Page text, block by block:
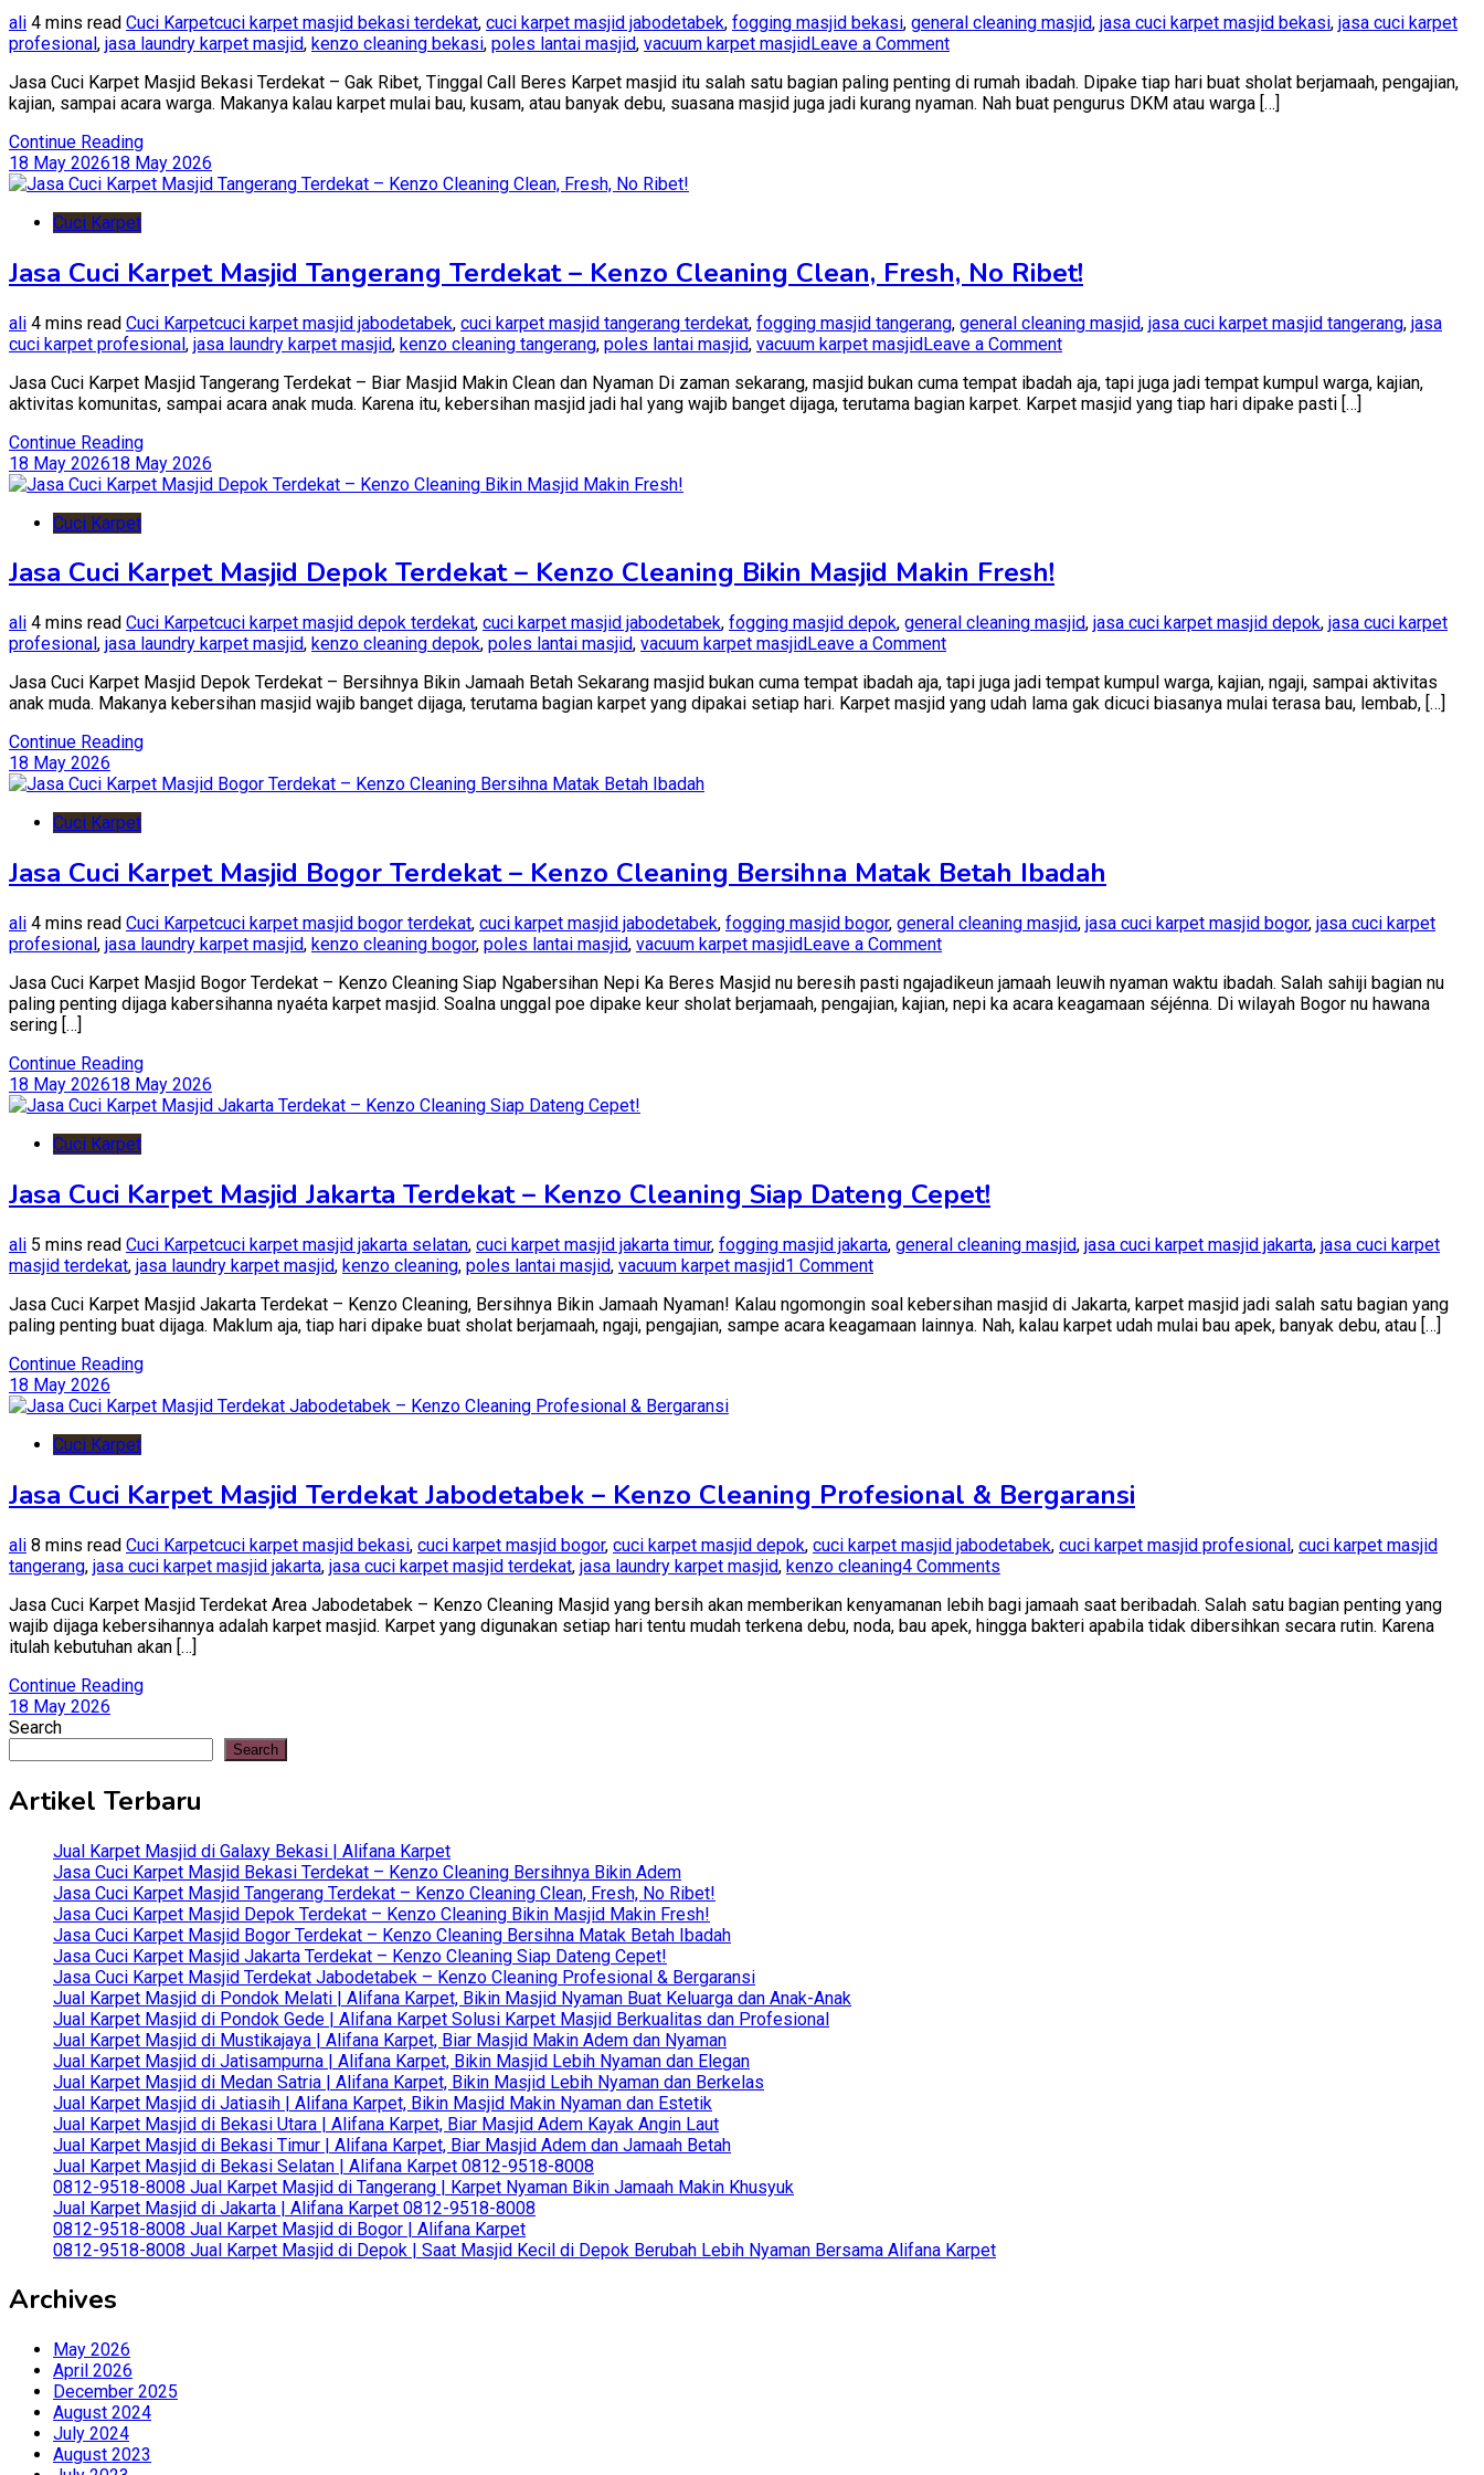
ali 4 mins read Cuci Karpetcuci karpet masjid bekasi terdekat, cuci karpet masjid jabodetabek, fogging masjid bekasi, general cleaning masjid, jasa cuci karpet masjid bekasi, jasa cuci karpet
profesional, jasa laundry karpet masjid, kenzo cleaning bekasi, poles lantai masjid, vacuum karpet masjidLeave a Commenton
Cuci
Karpet
Bikin
Jasa Cuci Karpet Masjid Bekasi Terdekat – Gak Ribet, Tinggal Call Beres Karpet masjid itu salah satu bagian paling penting di rumah ibadah. Dipake tiap hari buat sholat berjamaah, pengajian,
kajian, sampai acara warga. Makanya kalau karpet mulai bau, kusam, atau banyak debu, suasana masjid juga jadi kurang nyaman. Nah buat pengurus DKM atau warga […]
Continue Reading
18 May 202618 May 2026
Cuci Karpet
Jasa Cuci Karpet Masjid Tangerang Terdekat – Kenzo Cleaning Clean, Fresh, No Ribet!
ali 4 mins read Cuci Karpetcuci karpet masjid jabodetabek, cuci karpet masjid tangerang terdekat, fogging masjid tangerang, general cleaning masjid, jasa cuci karpet masjid tangerang, jasa
cuci karpet profesional, jasa laundry karpet masjid, kenzo cleaning tangerang, poles lantai masjid, vacuum karpet masjidLeave a Commenton
Cuci
Karpet
Ribet!
Jasa Cuci Karpet Masjid Tangerang Terdekat – Biar Masjid Makin Clean dan Nyaman Di zaman sekarang, masjid bukan cuma tempat ibadah aja, tapi juga jadi tempat kumpul warga, kajian,
aktivitas komunitas, sampai acara anak muda. Karena itu, kebersihan masjid jadi hal yang wajib banget dijaga, terutama bagian karpet. Karpet masjid yang tiap hari dipake pasti […]
Continue Reading
18 May 202618 May 2026
Cuci Karpet
Jasa Cuci Karpet Masjid Depok Terdekat – Kenzo Cleaning Bikin Masjid Makin Fresh!
ali 4 mins read Cuci Karpetcuci karpet masjid depok terdekat, cuci karpet masjid jabodetabek, fogging masjid depok, general cleaning masjid, jasa cuci karpet masjid depok, jasa cuci karpet
profesional , jasa laundry karpet masjid, kenzo cleaning depok, poles lantai masjid, vacuum karpet masjid Leave a Commenton
Cuci
Karpet
Masjid
Fresh!
Jasa Cuci Karpet Masjid Depok Terdekat – Bersihnya Bikin Jamaah Betah Sekarang masjid bukan cuma tempat ibadah aja, tapi juga jadi tempat kumpul warga, kajian, ngaji, sampai aktivitas
anak muda. Makanya kebersihan masjid wajib banget dijaga, terutama bagian karpet yang dipakai setiap hari. Karpet masjid yang udah lama gak dicuci biasanya mulai terasa bau, lembab, […]
Continue Reading
18 May 2026
Cuci Karpet
Jasa Cuci Karpet Masjid Bogor Terdekat – Kenzo Cleaning Bersihna Matak Betah Ibadah
ali 4 mins read Cuci Karpetcuci karpet masjid bogor terdekat, cuci karpet masjid jabodetabek, fogging masjid bogor, general cleaning masjid, jasa cuci karpet masjid bogor, jasa cuci karpet
profesional, jasa laundry karpet masjid, kenzo cleaning bogor, poles lantai masjid, vacuum karpet masjidLeave a Commenton
Cuci
Karpet
Betah
Ibadah
Jasa Cuci Karpet Masjid Bogor Terdekat – Kenzo Cleaning Siap Ngabersihan Nepi Ka Beres Masjid nu beresih pasti ngajadikeun jamaah leuwih nyaman waktu ibadah. Salah sahiji bagian nu
paling penting dijaga kabersihanna nyaéta karpet masjid. Soalna unggal poe dipake keur sholat berjamaah, pengajian, kajian, nepi ka acara keagamaan séjénna. Di wilayah Bogor nu hawana
sering […]
Continue Reading
18 May 202618 May 2026
Cuci Karpet
Jasa Cuci Karpet Masjid Jakarta Terdekat – Kenzo Cleaning Siap Dateng Cepet!
ali 5 mins read Cuci Karpetcuci karpet masjid jakarta selatan, cuci karpet masjid jakarta timur, fogging masjid jakarta, general cleaning masjid, jasa cuci karpet masjid jakarta, jasa cuci karpet
masjid terdekat, jasa laundry karpet masjid, kenzo cleaning, poles lantai masjid, vacuum karpet masjid1 Commenton
Cuci
Karpet
Dateng
Jasa Cuci Karpet Masjid Jakarta Terdekat – Kenzo Cleaning, Bersihnya Bikin Jamaah Nyaman! Kalau ngomongin soal kebersihan masjid di Jakarta, karpet masjid jadi salah satu bagian yang
paling penting buat dijaga. Maklum aja, tiap hari dipake buat sholat berjamaah, ngaji, pengajian, sampe acara keagamaan lainnya. Nah, kalau karpet udah mulai bau apek, banyak debu, atau […]
Continue Reading
18 May 2026
Cuci Karpet
Jasa Cuci Karpet Masjid Terdekat Jabodetabek – Kenzo Cleaning Profesional & Bergaransi
ali 8 mins read Cuci Karpetcuci karpet masjid bekasi, cuci karpet masjid bogor, cuci karpet masjid depok, cuci karpet masjid jabodetabek, cuci karpet masjid profesional, cuci karpet masjid
tangerang, jasa cuci karpet masjid jakarta, jasa cuci karpet masjid terdekat, jasa laundry karpet masjid, kenzo cleaning4 Comments
Cuci
Karpet
Jasa Cuci Karpet Masjid Terdekat Area Jabodetabek – Kenzo Cleaning Masjid yang bersih akan memberikan kenyamanan lebih bagi jamaah saat beribadah. Salah satu bagian penting yang
wajib dijaga kebersihannya adalah karpet masjid. Karpet yang digunakan setiap hari tentu mudah terkena debu, noda, bau apek, hingga bakteri apabila tidak dibersihkan secara rutin. Karena
itulah kebutuhan akan […]
Continue Reading
18 May 2026
Search
Search
Artikel Terbaru
Jual Karpet Masjid di Galaxy Bekasi | Alifana Karpet
Jasa Cuci Karpet Masjid Bekasi Terdekat – Kenzo Cleaning Bersihnya Bikin Adem
Jasa Cuci Karpet Masjid Tangerang Terdekat – Kenzo Cleaning Clean, Fresh, No Ribet!
Jasa Cuci Karpet Masjid Depok Terdekat – Kenzo Cleaning Bikin Masjid Makin Fresh!
Jasa Cuci Karpet Masjid Bogor Terdekat – Kenzo Cleaning Bersihna Matak Betah Ibadah
Jasa Cuci Karpet Masjid Jakarta Terdekat – Kenzo Cleaning Siap Dateng Cepet!
Jasa Cuci Karpet Masjid Terdekat Jabodetabek – Kenzo Cleaning Profesional & Bergaransi
Jual Karpet Masjid di Pondok Melati | Alifana Karpet, Bikin Masjid Nyaman Buat Keluarga dan Anak-Anak
Jual Karpet Masjid di Pondok Gede | Alifana Karpet Solusi Karpet Masjid Berkualitas dan Profesional
Jual Karpet Masjid di Mustikajaya | Alifana Karpet, Biar Masjid Makin Adem dan Nyaman
Jual Karpet Masjid di Jatisampurna | Alifana Karpet, Bikin Masjid Lebih Nyaman dan Elegan
Jual Karpet Masjid di Medan Satria | Alifana Karpet, Bikin Masjid Lebih Nyaman dan Berkelas
Jual Karpet Masjid di Jatiasih | Alifana Karpet, Bikin Masjid Makin Nyaman dan Estetik
Jual Karpet Masjid di Bekasi Utara | Alifana Karpet, Biar Masjid Adem Kayak Angin Laut
Jual Karpet Masjid di Bekasi Timur | Alifana Karpet, Biar Masjid Adem dan Jamaah Betah
Jual Karpet Masjid di Bekasi Selatan | Alifana Karpet 0812-9518-8008
0812-9518-8008 Jual Karpet Masjid di Tangerang | Karpet Nyaman Bikin Jamaah Makin Khusyuk
Jual Karpet Masjid di Jakarta | Alifana Karpet 0812-9518-8008
0812-9518-8008 Jual Karpet Masjid di Bogor | Alifana Karpet
0812-9518-8008 Jual Karpet Masjid di Depok | Saat Masjid Kecil di Depok Berubah Lebih Nyaman Bersama Alifana Karpet
Archives
May 2026
April 2026
December 2025
August 2024
July 2024
August 2023